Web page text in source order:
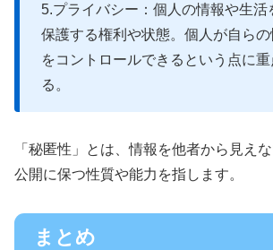
5.プライバシー：個人の情報や生活
保護する権利や状態。個人が自らの
をコントロールできるという点に
る。
「秘匿性」とは、情報を他者から見え
公開に保つ性質や能力を指します。
まとめ